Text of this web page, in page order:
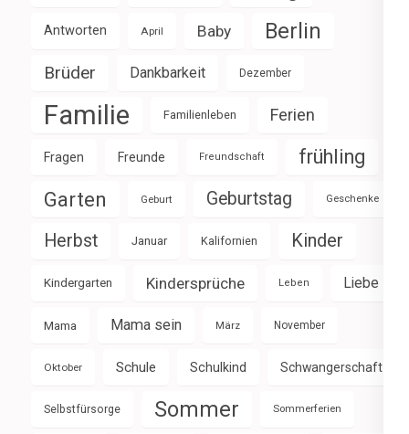
Antworten April Baby Berlin
Brüder Dankbarkeit Dezember
Familie Familienleben Ferien
Fragen Freunde Freundschaft frühling
Garten Geburt Geburtstag Geschenke
Herbst Januar Kalifornien Kinder
Kindergarten Kindersprüche Leben Liebe
Mama Mama sein März November
Oktober Schule Schulkind Schwangerschaft
Selbstfürsorge Sommer Sommerferien